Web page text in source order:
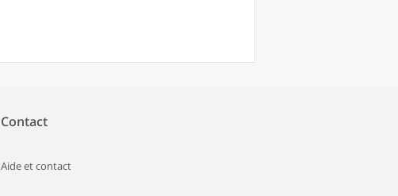
Contact
Aide et contact